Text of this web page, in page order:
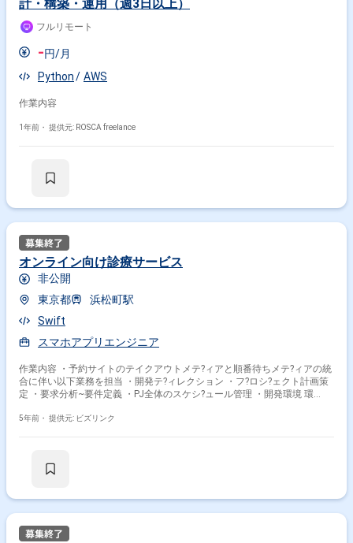
計・構築・運用（週3日以上）
フルリモート
-円/月
Python
AWS
作業内容
1年前・ 提供元: ROSCA freelance
オンライン向け診療サービス
非公開
東京都
浜松町駅
Swift
スマホアプリエンジニア
作業内容 ・予約サイトのテイクアウトメテ?ィアと順番待ちメテ?ィアの統
合に伴い以下業務を担当 ・開発テ?ィレクション ・フ?ロシ?ェクト計画策
定 ・要求分析~要件定義 ・PJ全体のスケシ?ュール管理 ・開発環境 環
語:PHP(laravel) /vue.js/python/node.js/JavaScript等 その
5年前・ 提供元: ビズリンク